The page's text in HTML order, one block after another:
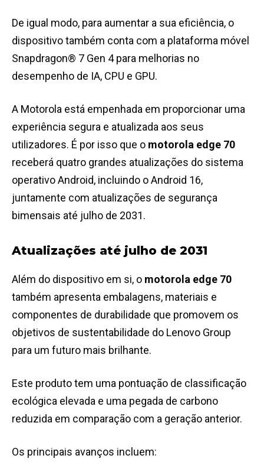
De igual modo, para aumentar a sua eficiência, o
dispositivo também conta com a plataforma móvel
Snapdragon® 7 Gen 4 para melhorias no
desempenho de IA, CPU e GPU.
A Motorola está empenhada em proporcionar uma
experiência segura e atualizada aos seus
utilizadores. É por isso que o motorola edge 70
receberá quatro grandes atualizações do sistema
operativo Android, incluindo o Android 16,
juntamente com atualizações de segurança
bimensais até julho de 2031.
Atualizações até julho de 2031
Além do dispositivo em si, o motorola edge 70
também apresenta embalagens, materiais e
componentes de durabilidade que promovem os
objetivos de sustentabilidade do Lenovo Group
para um futuro mais brilhante.
Este produto tem uma pontuação de classificação
ecológica elevada e uma pegada de carbono
reduzida em comparação com a geração anterior.
Os principais avanços incluem: